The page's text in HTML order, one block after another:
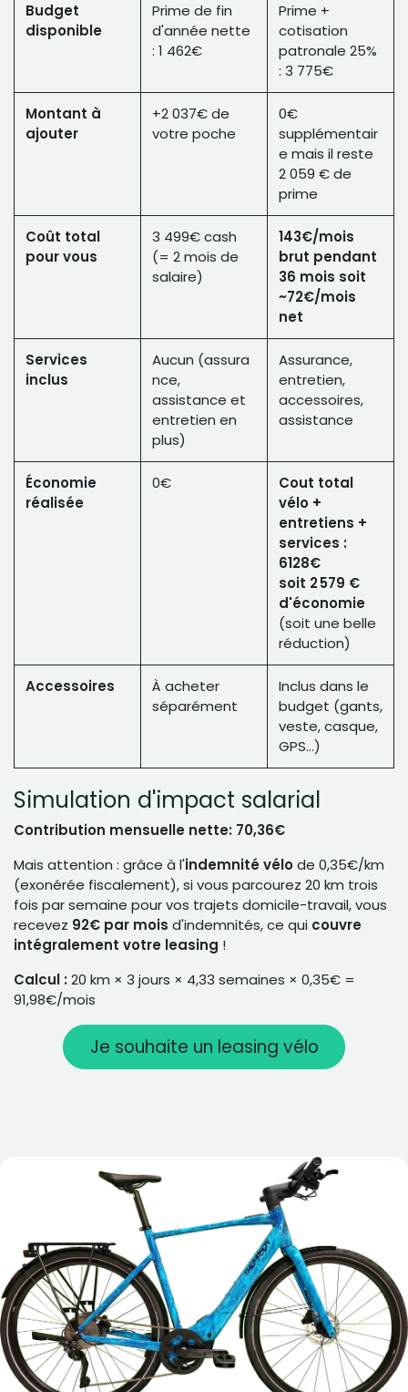
Budget
disponible
Prime de fin
d'année nette
: 1 462€
Prime +
cotisation
patronale 25%
: 3 775€
Montant à
ajouter
+2 037€ de
votre poche
0€
supplémentair
e mais il reste
2 059 € de
prime
Coût total
pour vous
3 499€ cash
(= 2 mois de
salaire)
143€/mois
brut pendant
36 mois soit
~72€/mois
net
Services
inclus
Aucun (assura
nce,
assistance et
entretien en
plus)
Assurance,
entretien,
accessoires,
assistance
Économie
réalisée
0€
Cout total
vélo +
entretiens +
services :
6128€
soit 2 579 €
d'économie
(soit une belle
réduction)
Accessoires
À acheter
séparément
Inclus dans le
budget (gants,
veste, casque,
GPS...)
Simulation d'impact salarial
Contribution mensuelle nette: 70,36€
Mais attention : grâce à l'indemnité vélode 0,35€/km
(exonérée fiscalement), si vous parcourez 20 km trois
fois par semaine pour vos trajets domicile-travail, vous
recevez 92€ par mois d'indemnités, ce qui couvre
intégralement votre leasing !
Calcul : 20 km × 3 jours × 4,33 semaines × 0,35€ =
91,98€/mois
Je souhaite un leasing vélo